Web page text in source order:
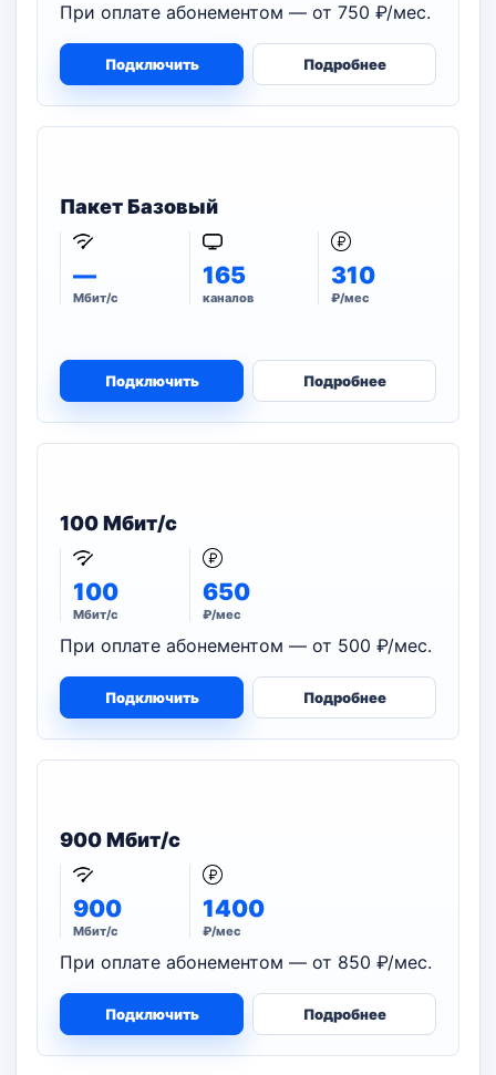
При оплате абонементом — от 750 ₽/мес.
Подключить Подробнее
Пакет Базовый
—
Мбит/с
165
каналов
310
₽/мес
Подключить Подробнее
100 Мбит/с
100
Мбит/с
650
₽/мес
При оплате абонементом — от 500 ₽/мес.
Подключить Подробнее
900 Мбит/с
900
Мбит/с
1400
₽/мес
При оплате абонементом — от 850 ₽/мес.
Подключить Подробнее